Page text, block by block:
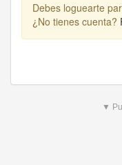
Debes loguearte
¿No tienes cuenta?
▼